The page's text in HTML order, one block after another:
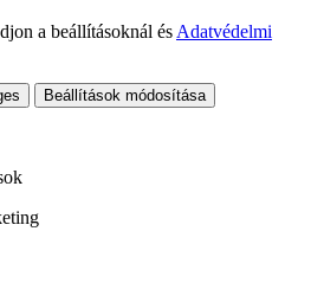
a beállításoknál és Adatvédelmi
Beállítások módosítása